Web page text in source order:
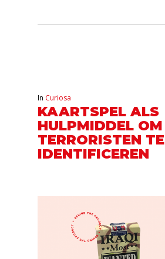
In Curiosa
KAARTSPEL ALS
HULPMIDDEL OM
TERRORISTEN TE
IDENTIFICEREN